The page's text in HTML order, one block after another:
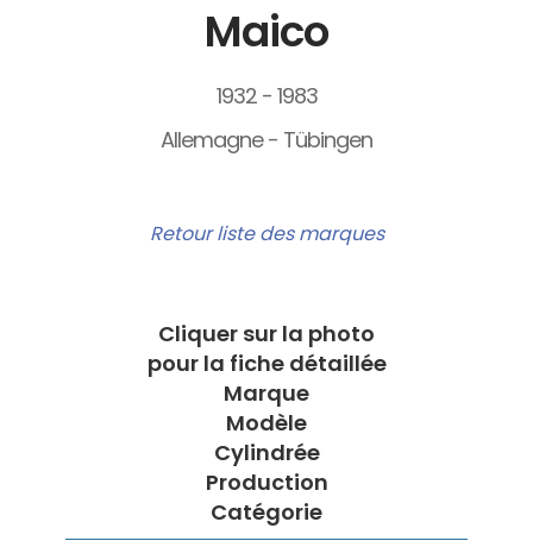
Maico
1932 - 1983
Allemagne - Tübingen
Retour liste des marques
Cliquer sur la photo
pour la fiche détaillée
Marque
Modèle
Cylindrée
Production
Catégorie